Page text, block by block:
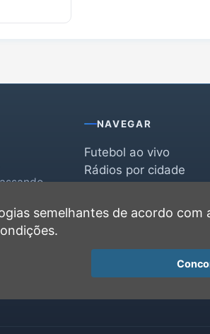
NAVEGAR
Futebol ao vivo
Rádios por cidade
Favoritas
semelhantes de acordo com